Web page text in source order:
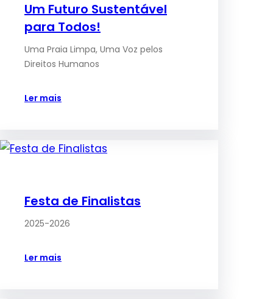
Um Futuro Sustentável
para Todos!
Uma Praia Limpa, Uma Voz pelos
Direitos Humanos
Ler mais
Festa de Finalistas
2025-2026
Ler mais